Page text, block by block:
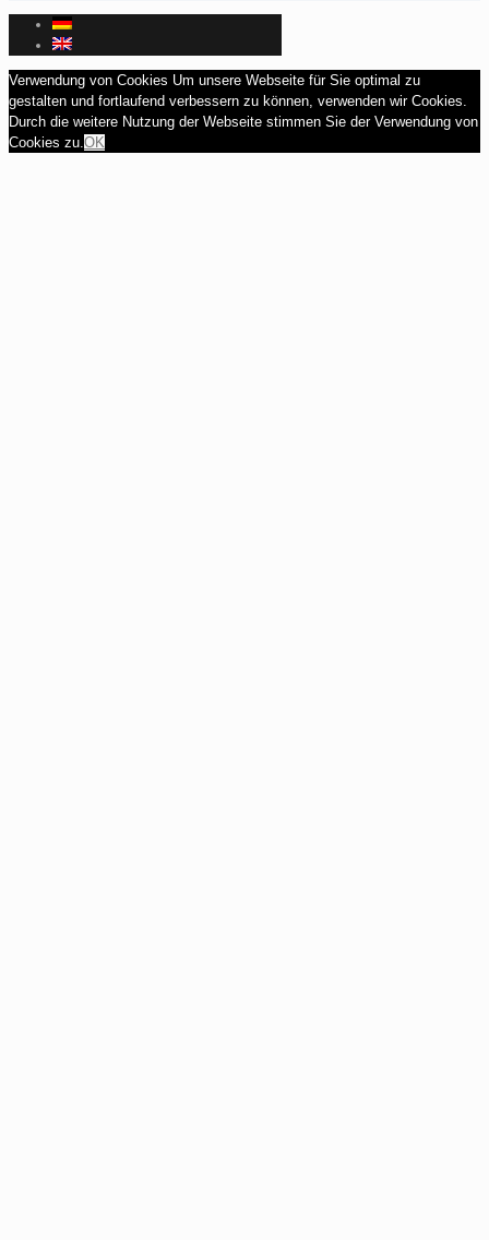
Verwendung von Cookies Um unsere Webseite für Sie optimal zu
gestalten und fortlaufend verbessern zu können, verwenden wir Cookies.
Durch die weitere Nutzung der Webseite stimmen Sie der Verwendung von
Cookies zu.OK